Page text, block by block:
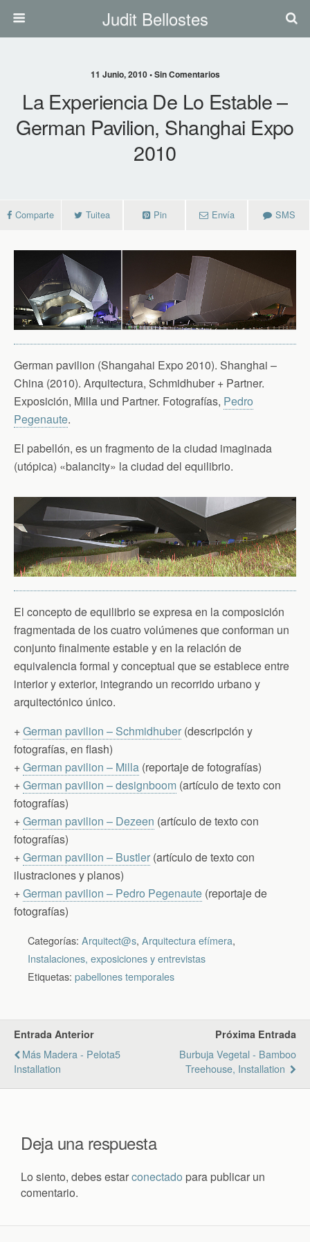
Judit Bellostes
11 Junio, 2010 • Sin Comentarios
La Experiencia De Lo Estable –
German Pavilion, Shanghai Expo
2010
Comparte Tuitea Pin Envía SMS
German pavilion (Shangahai Expo 2010). Shanghai –
China (2010). Arquitectura, Schmidhuber + Partner.
Exposición, Milla und Partner. Fotografías, Pedro
Pegenaute.
El pabellón, es un fragmento de la ciudad imaginada
(utópica) «balancity» la ciudad del equilibrio.
El concepto de equilibrio se expresa en la composición
fragmentada de los cuatro volúmenes que conforman un
conjunto finalmente estable y en la relación de
equivalencia formal y conceptual que se establece entre
interior y exterior, integrando un recorrido urbano y
arquitectónico único.
+German pavilion – Schmidhuber (descripción y
fotografías, en flash)
+German pavilion – Milla (reportaje de fotografías)
+German pavilion – designboom (artículo de texto con
fotografías)
+German pavilion – Dezeen (artículo de texto con
fotografías)
+German pavilion – Bustler (artículo de texto con
ilustraciones y planos)
+German pavilion – Pedro Pegenaute (reportaje de
fotografías)
Categorías: Arquitect@s, Arquitectura efímera,
Instalaciones, exposiciones y entrevistas
Etiquetas: pabellones temporales
Entrada Anterior
Más Madera - Pelota5
Installation
Próxima Entrada
Burbuja Vegetal - Bamboo
Treehouse, Installation
Deja una respuesta
Lo siento, debes estarconectado para publicar un
comentario.